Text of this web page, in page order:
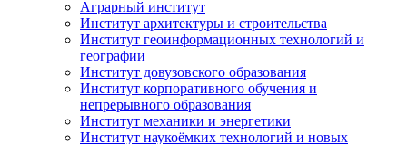
Аграрный институт
Институт архитектуры и строительства
Институт геоинформационных технологий и
географии
Институт довузовского образования
Институт корпоративного обучения и
непрерывного образования
Институт механики и энергетики
Институт наукоёмких технологий и новых